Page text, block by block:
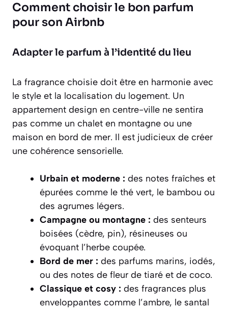
Comment choisir le bon parfum
pour son Airbnb
Adapter le parfum à l’identité du lieu
La fragrance choisie doit être en harmonie avec
le style et la localisation du logement. Un
appartement design en centre-ville ne sentira
pas comme un chalet en montagne ou une
maison en bord de mer. Il est judicieux de créer
une cohérence sensorielle.
Urbain et moderne : des notes fraîches et
épurées comme le thé vert, le bambou ou
des agrumes légers.
Campagne ou montagne : des senteurs
boisées (cèdre, pin), résineuses ou
évoquant l’herbe coupée.
Bord de mer : des parfums marins, iodés,
ou des notes de fleur de tiaré et de coco.
Classique et cosy : des fragrances plus
enveloppantes comme l’ambre, le santal